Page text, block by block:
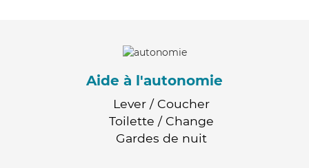
Aide à l'autonomie
Lever / Coucher
Toilette / Change
Gardes de nuit